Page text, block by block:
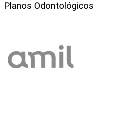
Planos Odontológicos